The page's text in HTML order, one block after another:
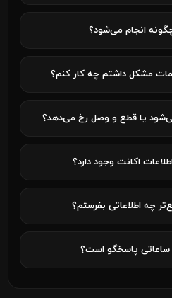
انجام می‌شود؟
مشکل داشتم چه کار کنم؟
می‌شود یا قطع و وصل رخ می‌دهد؟
اکانت وجود دارد؟
چه اطلاعاتی بفرستم؟
ساعاتی پاسخگو است؟